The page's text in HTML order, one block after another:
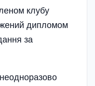
клубу
дипломом
за